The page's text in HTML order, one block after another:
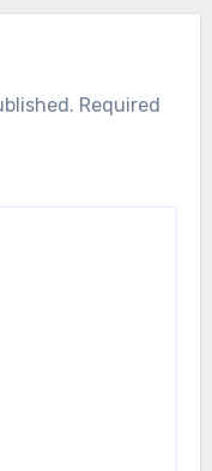
Required